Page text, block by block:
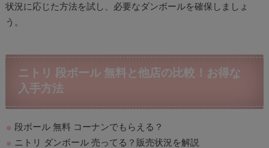
状況に応じた方法を試し、必要なダンボールを確保しましょ
う。
ニトリ 段ボール 無料と他店の比較！お得な
入手方法
段ボール 無料 コーナンでもらえる？
ニトリ ダンボール 売ってる？販売状況を解説